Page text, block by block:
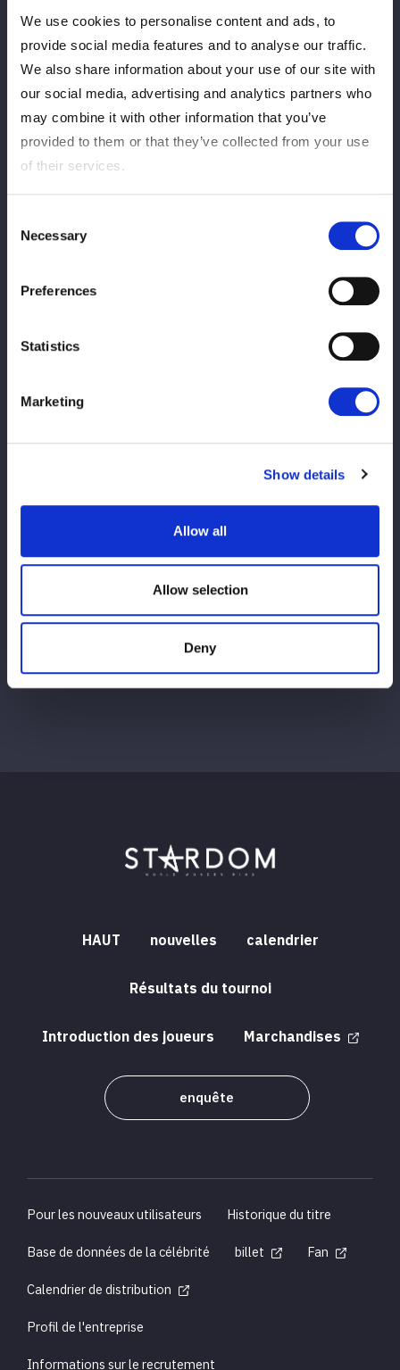
We use cookies to personalise content and ads, to
provide social media features and to analyse our traffic.
We also share information about your use of our site with
our social media, advertising and analytics partners who
may combine it with other information that you’ve
provided to them or that they’ve collected from your use
of their services.
Selection
Necessary
Preferences
Statistics
Marketing
Show details
Allow all
Allow selection
Deny
る。
https://chikuwan.com/
【大会情報】
『STARDOM GW TOUR 2026 in KUMAMOTO』
日時：2026年5月4日（月・祝）
会場：熊本・熊本城ホール シビックホール
※前売にてチケット完売のため当日券の販売はございません。ご
※動画配信サービス『STARDOM WORLD』にてLIVE配信！
この記事をシェア
Afficher tous
HAUT nouvelles calendrier
Résultats du tournoi
Introduction des joueurs Marchandises
enquête
Pour les nouveaux utilisateurs
Historique du titre
Base de données de la célébrité
billet
Fan
Calendrier de distribution
Profil de l'entreprise
Informations sur le recrutement